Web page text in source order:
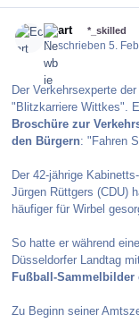
Ecart *_skilled
Geschrieben5.
Der Verkehrsexperte
"Blitzkarriere Wittkes".
Broschüre zur
den Bürgern: "Fahren
Der 42-jährige
Jürgen Rüttgers (CDU)
häufiger für Wirbel
So hatte er während
Düsseldorfer Landtag
Fußball-Sammelbilder
Zu Beginn seiner